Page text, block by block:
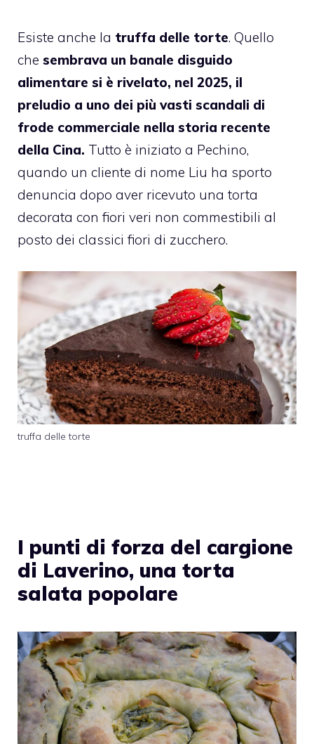
Esiste anche la truffa delle torte. Quello
che sembrava un banale disguido
alimentare si è rivelato, nel 2025, il
preludio a uno dei più vasti scandali di
frode commerciale nella storia recente
della Cina. Tutto è iniziato a Pechino,
quando un cliente di nome Liu ha sporto
denuncia dopo aver ricevuto una torta
decorata con fiori veri non commestibili al
posto dei classici fiori di zucchero.
truffa delle torte
I punti di forza del cargione
di Laverino, una torta
salata popolare